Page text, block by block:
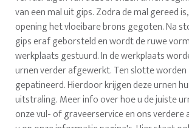
van een mal uit gips. Zodra de mal gereed
opening het vloeibare brons gegoten. Na
gips eraf geborsteld en wordt de ruwe
werkplaats gestuurd. In de werkplaats
urnen verder afgewerkt. Ten slotte worden
gepatineerd. Hierdoor krijgen deze urnen
uitstraling. Meer info over hoe u de juiste
onze vul- of graveerservice en ons